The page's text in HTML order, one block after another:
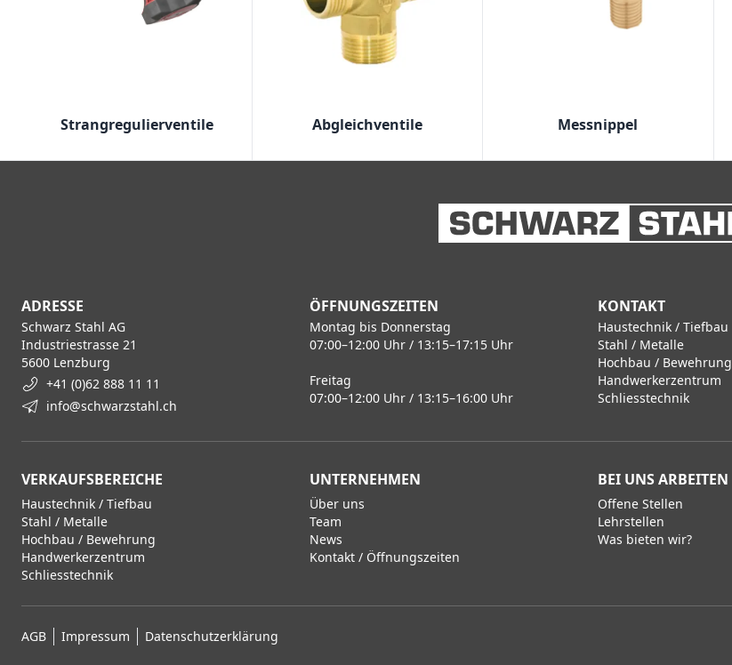
Strangregulierventile Abgleichventile Messnippel
ADRESSE
Schwarz Stahl AG
Industriestrasse 21
5600 Lenzburg
+41 (0)62 888 11 11
info@schwarzstahl.ch
ÖFFNUNGSZEITEN
Montag bis Donnerstag
07:00–12:00 Uhr / 13:15–17:15 Uhr
Freitag
07:00–12:00 Uhr / 13:15–16:00 Uhr
KONTAKT
Haustechnik / Tiefbau
Stahl / Metalle
Hochbau / Bewehrung
Handwerkerzentrum
Schliesstechnik
VERKAUFSBEREICHE
Haustechnik / Tiefbau
Stahl / Metalle
Hochbau / Bewehrung
Handwerkerzentrum
Schliesstechnik
UNTERNEHMEN
Über uns
Team
News
Kontakt / Öffnungszeiten
BEI UNS ARBEITEN
Offene Stellen
Lehrstellen
Was bieten wir?
AGB Impressum Datenschutzerklärung